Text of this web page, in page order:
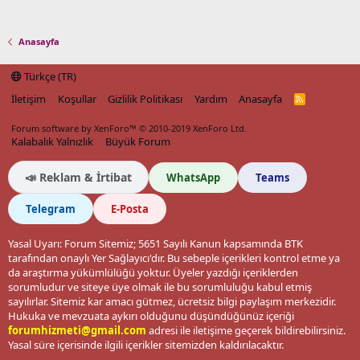
Anasayfa
Türkçe (TR)
İletişim
Koşullar Gizlilik Politikası Yardım Anasayfa
R
Forum software by XenForo™ © 2010-2019 XenForo Ltd.
Kalabalık Yalnızlık Büyük Forum
📣 Reklam & İrtibat WhatsApp Teams
Telegram E-Posta
Yasal Uyarı: Forum Sitemiz; 5651 Sayılı Kanun kapsamında BTK
tarafından onaylı Yer Sağlayıcı'dır. Bu sebeple içerikleri kontrol etme ya
da araştırma yükümlülüğü yoktur. Üyeler yazdığı içeriklerden
sorumludur ve siteye üye olmak ile bu sorumluluğu kabul etmiş
sayılırlar. Sitemiz kar amacı gütmez, ücretsiz bilgi paylaşım merkezidir.
Hukuka ve mevzuata aykırı olduğunu düşündüğünüz içeriği
forumhizmeti@gmail.com adresi ile iletişime geçerek bildirebilirsiniz.
Yasal süre içerisinde ilgili içerikler sitemizden kaldırılacaktır.